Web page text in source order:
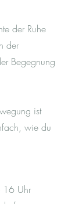
der Ruhe
der
Begegnung
ist
wie du
16 Uhr